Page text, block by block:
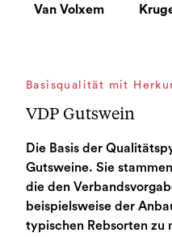
Van Volxem
Basisqualität mit
VDP Gutswein
Die Basis der
Gutsweine. Sie
die den
beispielsweise der
typischen Rebsorten zu